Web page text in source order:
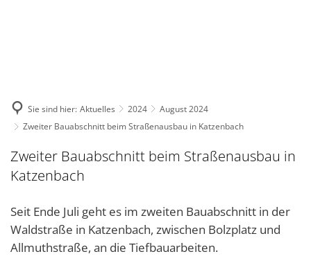
Sie sind hier: Aktuelles 2024
August 2024
Zweiter Bauabschnitt beim Straßenausbau in Katzenbach
Zweiter Bauabschnitt beim Straßenausbau in
Katzenbach
Seit Ende Juli geht es im zweiten Bauabschnitt in der
Waldstraße in Katzenbach, zwischen Bolzplatz und
Allmuthstraße, an die Tiefbauarbeiten.